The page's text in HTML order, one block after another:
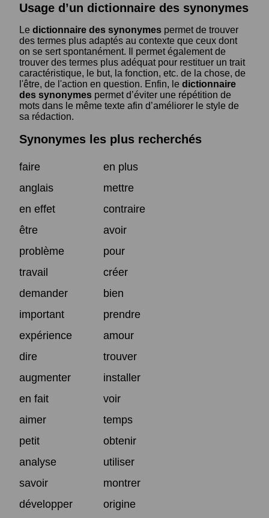
Usage d’un dictionnaire des synonymes
Le dictionnaire des synonymes permet de trouver
des termes plus adaptés au contexte que ceux dont
on se sert spontanément. Il permet également de
trouver des termes plus adéquat pour restituer un trait
caractéristique, le but, la fonction, etc. de la chose, de
l'être, de l'action en question. Enfin, le dictionnaire
des synonymes permet d’éviter une répétition de
mots dans le même texte afin d’améliorer le style de
sa rédaction.
Synonymes les plus recherchés
faire
en plus
anglais
mettre
en effet
contraire
être
avoir
problème
pour
travail
créer
demander
bien
important
prendre
expérience
amour
dire
trouver
augmenter
installer
en fait
voir
aimer
temps
petit
obtenir
analyse
utiliser
savoir
montrer
développer
origine